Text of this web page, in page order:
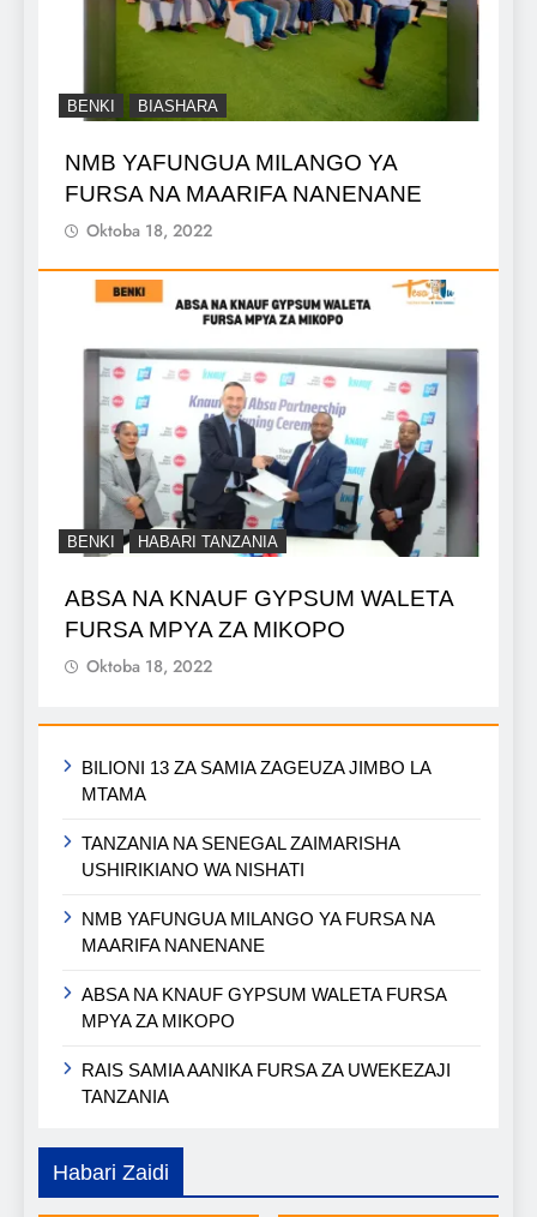
BENKI BIASHARA
NMB YAFUNGUA MILANGO YA
FURSA NA MAARIFA NANENANE
Oktoba 18, 2022
BENKI HABARI TANZANIA
ABSA NA KNAUF GYPSUM WALETA
FURSA MPYA ZA MIKOPO
Oktoba 18, 2022
BILIONI 13 ZA SAMIA ZAGEUZA JIMBO LA
MTAMA
TANZANIA NA SENEGAL ZAIMARISHA
USHIRIKIANO WA NISHATI
NMB YAFUNGUA MILANGO YA FURSA NA
MAARIFA NANENANE
ABSA NA KNAUF GYPSUM WALETA FURSA
MPYA ZA MIKOPO
RAIS SAMIA AANIKA FURSA ZA UWEKEZAJI
TANZANIA
Habari Zaidi